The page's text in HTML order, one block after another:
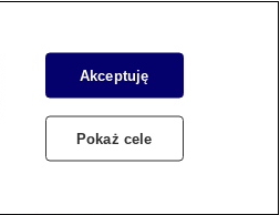
SzukajZaloguj się
CzytajSłuchaj
Akceptuję
Pokaż cele